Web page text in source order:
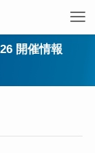
開催情報